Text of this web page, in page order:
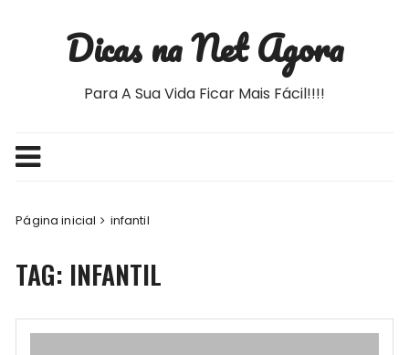
Dicas na Net Agora
Para A Sua Vida Ficar Mais Fácil!!!!
Página inicial infantil
TAG: INFANTIL